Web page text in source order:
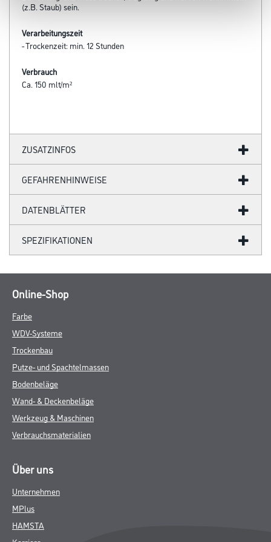
(z.B. Staub) sein.
Verarbeitungszeit
- Trockenzeit: min. 12 Stunden
Verbrauch
Ca. 150 mlt/m²
ZUSATZINFOS
GEFAHRENHINWEISE
DATENBLÄTTER
SPEZIFIKATIONEN
Online-Shop
Farbe
WDV-Systeme
Trockenbau
Putze- und Spachtelmassen
Bodenbeläge
Wand- & Deckenbeläge
Werkzeug & Maschinen
Verbrauchsmaterialien
Über uns
Unternehmen
MPlus
HAMSTA